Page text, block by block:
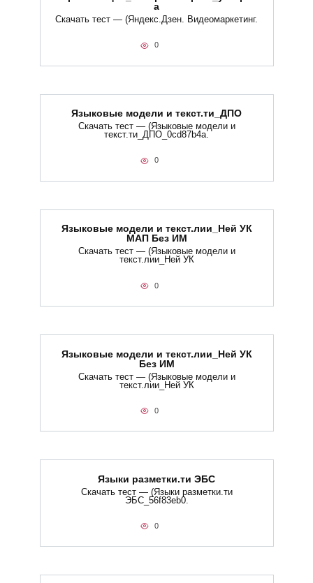
а
Скачать тест — (Яндекс.Дзен. Видеомаркетинг.
0
Языковые модели и текст.ти_ДПО
Скачать тест — (Языковые модели и
текст.ти_ДПО_0cd87b4a.
0
Языковые модели и текст.лии_Ней УК
МАП Без ИМ
Скачать тест — (Языковые модели и
текст.лии_Ней УК
0
Языковые модели и текст.лии_Ней УК
Без ИМ
Скачать тест — (Языковые модели и
текст.лии_Ней УК
0
Языки разметки.ти​ ЭБС
Скачать тест — (Языки разметки.ти​
ЭБС_56f83eb0.
0